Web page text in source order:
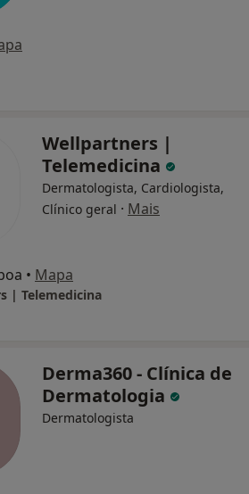
Wellpartners |
Telemedicina
Dermatologista, Cardiologista,
Clínico geral · Mais
• Mapa
| Telemedicina
Derma360 - Clínica de
Dermatologia
Dermatologista